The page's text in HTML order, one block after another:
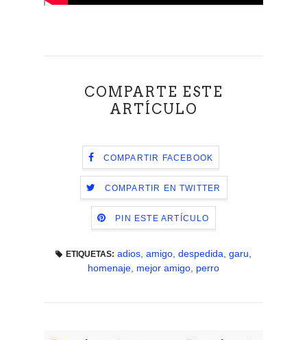
COMPARTE ESTE
ARTÍCULO
COMPARTIR FACEBOOK
COMPARTIR EN TWITTER
PIN ESTE ARTÍCULO
ETIQUETAS: adios amigo despedida garu
homenaje mejor amigo perro